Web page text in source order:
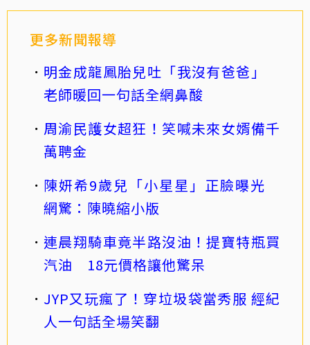
更多新聞報導
明金成龍鳳胎兒吐「我沒有爸爸」
老師暖回一句話全網鼻酸
周渝民護女超狂！笑喊未來女婿備千
萬聘金
陳妍希9歲兒「小星星」正臉曝光
網驚：陳曉縮小版
連晨翔騎車竟半路沒油！提寶特瓶買
汽油 18元價格讓他驚呆
JYP又玩瘋了！穿垃圾袋當秀服 經紀
人一句話全場笑翻